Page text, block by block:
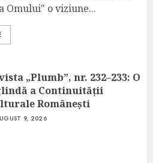
Omului" o viziune...
„Plumb”, nr. 232–233: O
a Continuității
Românești
9, 2026